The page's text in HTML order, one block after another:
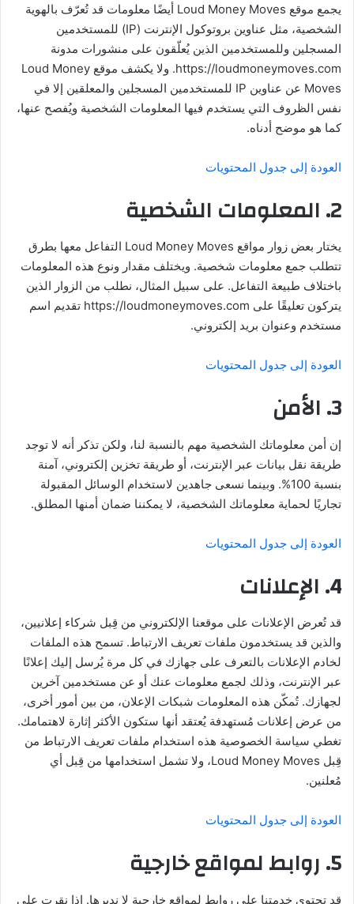
يجمع موقع Loud Money Moves أيضًا معلومات قد تُعرّف بالهوية
الشخصية، مثل عناوين بروتوكول الإنترنت (IP) للمستخدمين
المسجلين وللمستخدمين الذين يُعلّقون على منشورات مدونة
https://loudmoneymoves.com. ولا يكشف موقع Loud Money
Moves عن عناوين IP للمستخدمين المسجلين والمعلقين إلا في
نفس الظروف التي يستخدم فيها المعلومات الشخصية ويُفصح عنها،
كما هو موضح أدناه.
العودة إلى جدول المحتويات
2. المعلومات الشخصية
يختار بعض زوار مواقع Loud Money Moves التفاعل معها بطرق
تتطلب جمع معلومات شخصية. ويختلف مقدار ونوع هذه المعلومات
باختلاف طبيعة التفاعل. على سبيل المثال، نطلب من الزوار الذين
يتركون تعليقًا على https://loudmoneymoves.com تقديم اسم
مستخدم وعنوان بريد إلكتروني.
العودة إلى جدول المحتويات
3. الأمن
إن أمن معلوماتك الشخصية مهم بالنسبة لنا، ولكن تذكر أنه لا توجد
طريقة نقل بيانات عبر الإنترنت، أو طريقة تخزين إلكتروني، آمنة
بنسبة 100%. وبينما نسعى جاهدين لاستخدام الوسائل المقبولة
تجاريًا لحماية معلوماتك الشخصية، لا يمكننا ضمان أمنها المطلق.
العودة إلى جدول المحتويات
4. الإعلانات
قد تُعرض الإعلانات على موقعنا الإلكتروني من قِبل شركاء إعلانيين،
والذين قد يستخدمون ملفات تعريف الارتباط. تسمح هذه الملفات
لخادم الإعلانات بالتعرف على جهازك في كل مرة يُرسل إليك إعلانًا
عبر الإنترنت، وذلك لجمع معلومات عنك أو عن مستخدمين آخرين
لجهازك. تُمكّن هذه المعلومات شبكات الإعلان، من بين أمور أخرى،
من عرض إعلانات مُستهدفة يُعتقد أنها ستكون الأكثر إثارة لاهتمامك.
تغطي سياسة الخصوصية هذه استخدام ملفات تعريف الارتباط من
قِبل Loud Money Moves، ولا تشمل استخدامها من قِبل أي
مُعلنين.
العودة إلى جدول المحتويات
5. روابط لمواقع خارجية
قد تحتوي خدمتنا على روابط لمواقع خارجية لا نديرها. إذا نقرت على